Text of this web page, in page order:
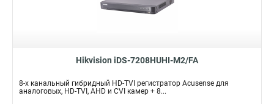
Hikvision iDS-7208HUHI-M2/FA
8-х канальный гибридный HD-TVI регистратор Acusense для
аналоговых, HD-TVI, AHD и CVI камер + 8...